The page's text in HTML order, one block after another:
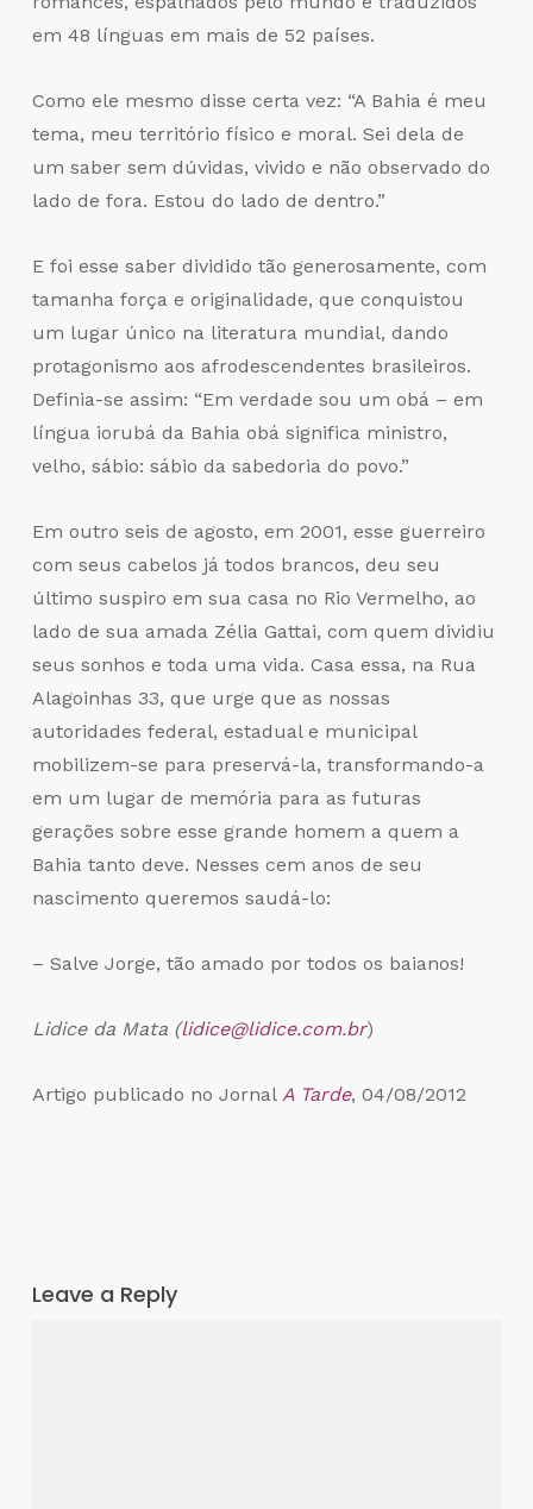
em 48 línguas em mais de 52 países.
Como ele mesmo disse certa vez: “A Bahia é meu
tema, meu território físico e moral. Sei dela de
um saber sem dúvidas, vivido e não observado do
lado de fora. Estou do lado de dentro.”
E foi esse saber dividido tão generosamente, com
tamanha força e originalidade, que conquistou
um lugar único na literatura mundial, dando
protagonismo aos afrodescendentes brasileiros.
Definia-se assim: “Em verdade sou um obá – em
língua iorubá da Bahia obá significa ministro,
velho, sábio: sábio da sabedoria do povo.”
Em outro seis de agosto, em 2001, esse guerreiro
com seus cabelos já todos brancos, deu seu
último suspiro em sua casa no Rio Vermelho, ao
lado de sua amada Zélia Gattai, com quem dividiu
seus sonhos e toda uma vida. Casa essa, na Rua
Alagoinhas 33, que urge que as nossas
autoridades federal, estadual e municipal
mobilizem-se para preservá-la, transformando-a
em um lugar de memória para as futuras
gerações sobre esse grande homem a quem a
Bahia tanto deve. Nesses cem anos de seu
nascimento queremos saudá-lo:
– Salve Jorge, tão amado por todos os baianos!
Lidice da Mata (lidice@lidice.com.br)
Artigo publicado no Jornal A Tarde, 04/08/2012
Leave a Reply